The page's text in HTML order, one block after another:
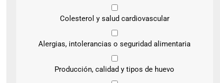
Colesterol y salud cardiovascular
Alergias, intolerancias o seguridad alimentaria
Producción, calidad y tipos de huevo